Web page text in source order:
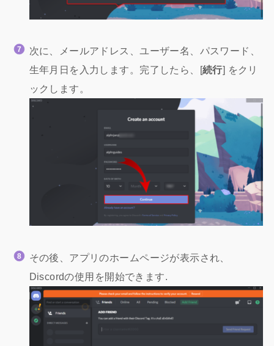
次に、メールアドレス、ユーザー名、パスワード、
生年月日を入力します。完了したら、[続行] をクリ
ックします。
その後、アプリのホームページが表示され、
Discordの使用を開始できます.